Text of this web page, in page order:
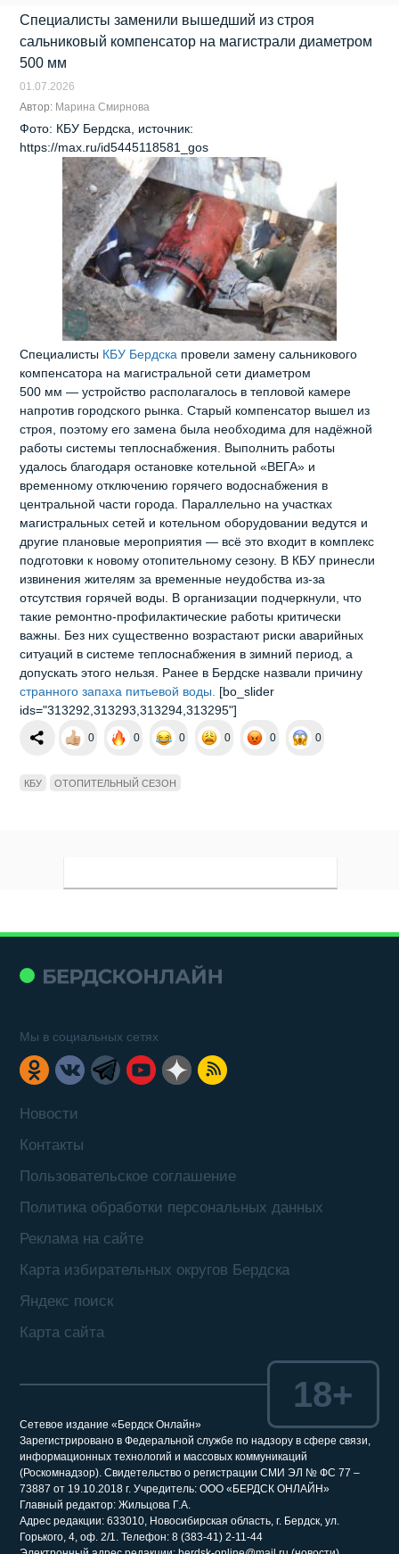
Специалисты заменили вышедший из строя
сальниковый компенсатор на магистрали диаметром
500 мм
01.07.2026
Автор: Марина Смирнова
Фото: КБУ Бердска, источник:
https://max.ru/id5445118581_gos
Специалисты КБУ Бердска провели замену сальникового
компенсатора на магистральной сети диаметром
500 мм — устройство располагалось в тепловой камере
напротив городского рынка. Старый компенсатор вышел из
строя, поэтому его замена была необходима для надёжной
работы системы теплоснабжения. Выполнить работы
удалось благодаря остановке котельной «ВЕГА» и
временному отключению горячего водоснабжения в
центральной части города. Параллельно на участках
магистральных сетей и котельном оборудовании ведутся и
другие плановые мероприятия — всё это входит в комплекс
подготовки к новому отопительному сезону. В КБУ принесли
извинения жителям за временные неудобства из‑за
отсутствия горячей воды. В организации подчеркнули, что
такие ремонтно‑профилактические работы критически
важны. Без них существенно возрастают риски аварийных
ситуаций в системе теплоснабжения в зимний период, а
допускать этого нельзя. Ранее в Бердске назвали причину
странного запаха питьевой воды.
[bo_slider
ids="313292,313293,313294,313295"]
0 0 0 0 0 0
КБУ ОТОПИТЕЛЬНЫЙ СЕЗОН
Новости
Контакты
Пользовательское соглашение
Политика обработки персональных данных
Реклама на сайте
Карта избирательных округов Бердска
Яндекс поиск
Карта сайта
Мы в социальных сетях
Сетевое издание «Бердск Онлайн»
Зарегистрировано в Федеральной службе по надзору в сфере связи,
информационных технологий и массовых коммуникаций
(Роскомнадзор). Свидетельство о регистрации СМИ ЭЛ № ФС 77 –
73887 от 19.10.2018 г. Учредитель: ООО «БЕРДСК ОНЛАЙН»
Главный редактор: Жильцова Г.А.
Адрес редакции: 633010, Новосибирская область, г. Бердск, ул.
Горького, 4, оф. 2/1. Телефон: 8 (383-41) 2-11-44
18+